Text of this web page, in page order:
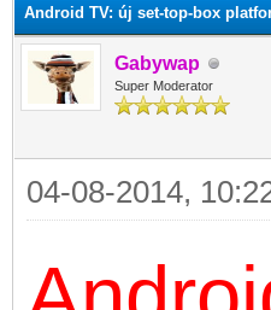
Android TV: új set-top-box
Gabywap
Super Moderator
04-08-2014,